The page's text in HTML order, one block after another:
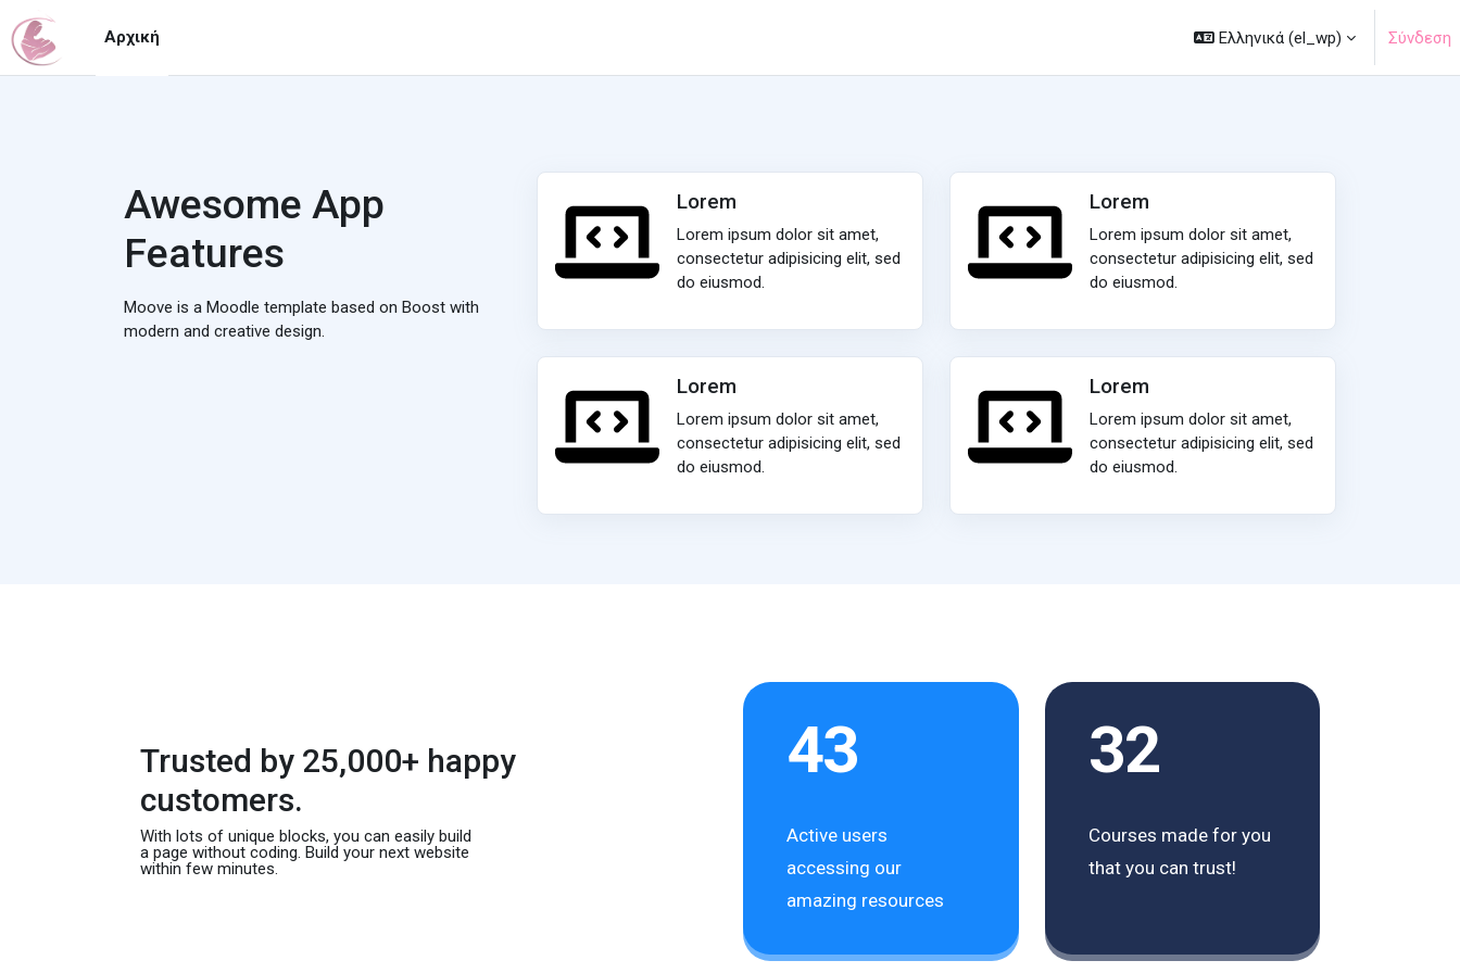
Αρχική
Ελληνικά ‎(el_wp)‎ Σύνδεση
Awesome App
Features
Moove is a Moodle template based on Boost with
modern and creative design.
Lorem
Lorem ipsum dolor sit amet,
consectetur adipisicing elit, sed
do eiusmod.
Lorem
Lorem ipsum dolor sit amet,
consectetur adipisicing elit, sed
do eiusmod.
Lorem
Lorem ipsum dolor sit amet,
consectetur adipisicing elit, sed
do eiusmod.
Lorem
Lorem ipsum dolor sit amet,
consectetur adipisicing elit, sed
do eiusmod.
Trusted by 25,000+ happy
customers.
With lots of unique blocks, you can easily build
a page without coding. Build your next website
within few minutes.
43
Active users
accessing our
amazing resources
32
Courses made for you
that you can trust!